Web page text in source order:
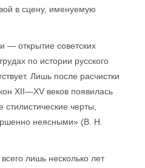
в сцену, именуемую
— открытие советских
по истории русского
Лишь после расчистки
XII—XV веков появилась
стилистические черты,
неясными» (В. Н.
лишь несколько лет